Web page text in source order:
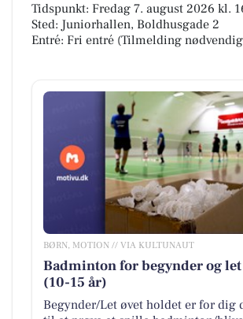
Tidspunkt: Fredag 7. august 2026 kl.
Sted: Juniorhallen, Boldhusgade 2
Entré: Fri entré (Tilmelding
BØRN, MOTION // VIA KULTUNAUT
Badminton for begynder og let
(10-15 år)
Begynder/Let øvet holdet er for dig